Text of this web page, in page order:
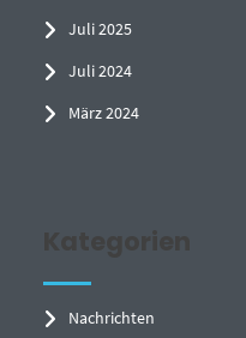
Juli 2025
Juli 2024
März 2024
Kategorien
Nachrichten